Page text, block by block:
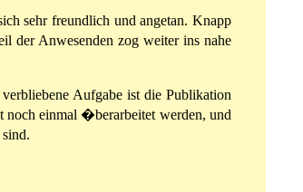
sehr freundlich und angetan. Knapp
Anwesenden zog weiter ins nahe
Aufgabe ist die Publikation
noch einmal �berarbeitet werden, und